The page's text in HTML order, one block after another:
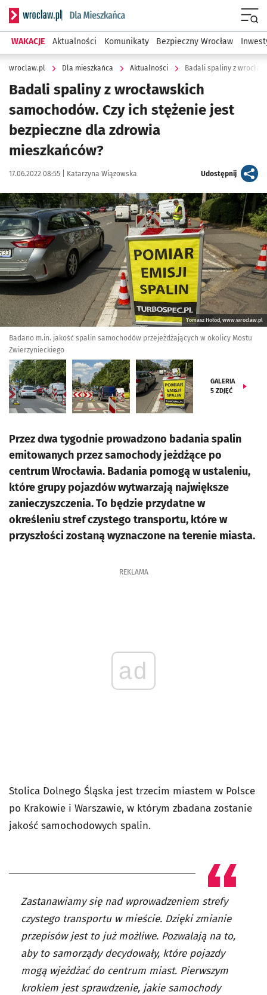
Serwis informacyjny wroclaw.pl podserwis: Dla mieszkańca
WAKACJE Aktualności Komunikaty Bezpieczny Wrocław
wroclaw.pl Dla mieszkańca Aktualności
Badali spaliny z wrocławskich
samochodów. Czy ich stężenie jest
bezpieczne dla zdrowia
mieszkańców?
Data publikacji:
17.06.2022 08:55 | Autor:
Katarzyna Wiązowska Udostępnijartykuł
Kliknij, aby zobaczyć galerię
Tomasz Hołod, www.wroclaw.pl
Badano m.in. jakość spalin samochodów przejeżdżających w okolicy Mostu
Zwierzynieckiego
GALERIA
5 ZDJĘĆ
Przez dwa tygodnie prowadzono badania spalin
emitowanych przez samochody jeżdżące po
centrum Wrocławia. Badania pomogą w ustaleniu,
które grupy pojazdów wytwarzają największe
zanieczyszczenia. To będzie przydatne w
określeniu stref czystego transportu, które w
przyszłości zostaną wyznaczone na terenie miasta.
REKLAMA
ad
Stolica Dolnego Śląska jest trzecim miastem w Polsce
po Krakowie i Warszawie, w którym zbadana zostanie
jakość samochodowych spalin.
Zastanawiamy się nad wprowadzeniem strefy
czystego transportu w mieście. Dzięki zmianie
przepisów jest to już możliwe. Pozwalają na to,
aby to samorządy decydowały, które pojazdy
mogą wjeżdżać do centrum miast. Pierwszym
krokiem jest sprawdzenie, jakie samochody